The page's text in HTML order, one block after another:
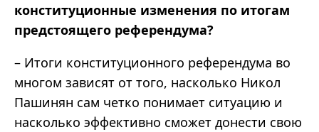
конституционные изменения по итогам
предстоящего референдума?
– Итоги конституционного референдума во
многом зависят от того, насколько Никол
Пашинян сам четко понимает ситуацию и
насколько эффективно сможет донести свою